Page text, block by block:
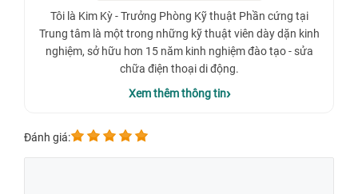
Tôi là Kim Kỳ - Trưởng Phòng Kỹ thuật Phần cứng tại
Trung tâm là một trong những kỹ thuật viên dày dặn kinh
nghiệm, sở hữu hơn 15 năm kinh nghiệm đào tạo - sửa
chữa điện thoại di động.
Xem thêm thông tin
Đánh giá: